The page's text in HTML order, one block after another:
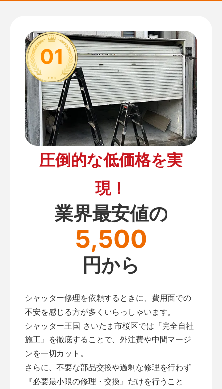
01
圧倒的な低価格を実
現！
業界最安値の
5,500
円から
シャッター修理を依頼するときに、費用面での
不安を感じる方が多くいらっしゃいます。
シャッター王国 さいたま市桜区では『完全自社
施工』を徹底することで、外注費や中間マージ
ンを一切カット。
さらに、不要な部品交換や過剰な修理を行わず
『必要最小限の修理・交換』だけを行うこと